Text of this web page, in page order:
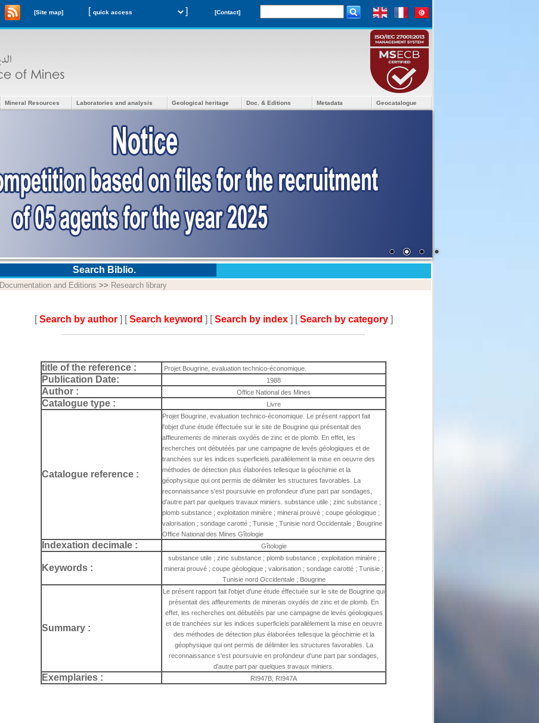
[Site map] [ ] [Contact]
Mineral Resources Laboratories and analysis Geological heritage Doc. & Editions Metadata Geocatalogue
Search Biblio.
Documentation and Editions >> Research library
[Search by author ] [Search keyword ] [Search by index ] [Search by category ]
title of the reference : Projet Bougrine, evaluation technico-économique.
Publication Date: 1988
Author : Office National des Mines
Catalogue type : Livre
Catalogue reference :
Projet Bougrine, evaluation technico-économique. Le présent rapport fait
l'objet d'une étude éffectuée sur le site de Bougrine qui présentait des
affleurements de minerais oxydés de zinc et de plomb. En effet, les
recherches ont débutéés par une campagne de levés géologiques et de
tranchées sur les indices superficiels parallèlement la mise en oeuvre des
méthodes de détection plus élaborées tellesque la géochimie et la
géophysique qui ont permis de délimiter les structures favorables. La
reconnaissance s'est poursuivie en profondeur d'une part par sondages,
d'autre part par quelques travaux miniers. substance utile ; zinc substance ;
plomb substance ; exploitation minière ; minerai prouvé ; coupe géologique ;
valorisation ; sondage carotté ; Tunisie ; Tunisie nord Occidentale ; Bougrine
Office National des Mines Gîtologie
Indexation decimale : Gîtologie
Keywords :
substance utile ; zinc substance ; plomb substance ; exploitation minière ;
minerai prouvé ; coupe géologique ; valorisation ; sondage carotté ; Tunisie ;
Tunisie nord Occidentale ; Bougrine
Summary :
Le présent rapport fait l'objet d'une étude éffectuée sur le site de Bougrine qui
présentait des affleurements de minerais oxydés de zinc et de plomb. En
effet, les recherches ont débutéés par une campagne de levés géologiques
et de tranchées sur les indices superficiels parallèlement la mise en oeuvre
des méthodes de détection plus élaborées tellesque la géochimie et la
géophysique qui ont permis de délimiter les structures favorables. La
reconnaissance s'est poursuivie en profondeur d'une part par sondages,
d'autre part par quelques travaux miniers.
Exemplaries : RI947B, RI947A